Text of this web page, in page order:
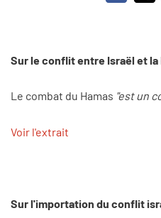
Sur le conflit entre Israël et la
Le combat du Hamas "est un
Voir l'extrait
Sur l'importation du conflit